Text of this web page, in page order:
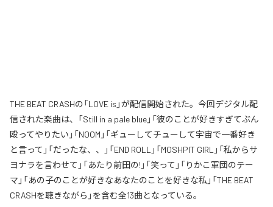
THE BEAT CRASHの「LOVE is」が配信開始された。今回デジタル配
信された楽曲は、「Still in a pale blue」「彼のことが好きすぎてぶん
殴ってやりたい」「NOOM」「ギューしてチューして宇宙で一番好き
と言って」「だったな、、」「END ROLL」「MOSHPIT GIRL」「私からサ
ヨナラを言わせて」「あたり前田の!」「笑って」「りかこ軍団のテー
マ」「あの子のことが好きなあなたのことを好きな私」「THE BEAT
CRASHを聴きながら」を含む全13曲となっている。